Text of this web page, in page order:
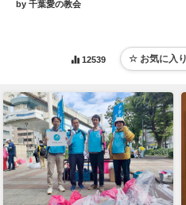
by 千葉愛の教会
12539